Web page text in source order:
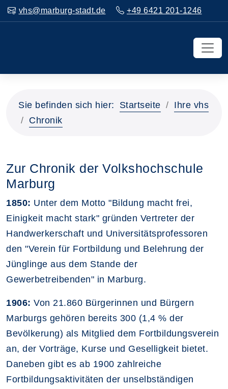
vhs@marburg-stadt.de +49 6421 201-1246
Sie befinden sich hier: Startseite
Ihre vhs
Chronik
Zur Chronik der Volkshochschule
Marburg
1850: Unter dem Motto "Bildung macht frei,
Einigkeit macht stark" gründen Vertreter der
Handwerkerschaft und Universitätsprofessoren
den "Verein für Fortbildung und Belehrung der
Jünglinge aus dem Stande der
Gewerbetreibenden" in Marburg.
1906: Von 21.860 Bürgerinnen und Bürgern
Marburgs gehören bereits 300 (1,4 % der
Bevölkerung) als Mitglied dem Fortbildungsverein
an, der Vorträge, Kurse und Geselligkeit bietet.
Daneben gibt es ab 1900 zahlreiche
Fortbildungsaktivitäten der unselbständigen